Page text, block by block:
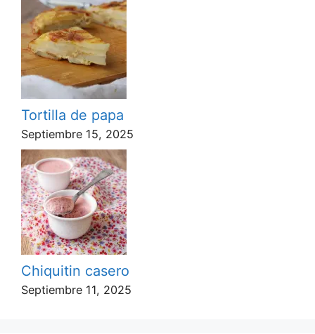
Tortilla de papa
Septiembre 15, 2025
Chiquitin casero
Septiembre 11, 2025